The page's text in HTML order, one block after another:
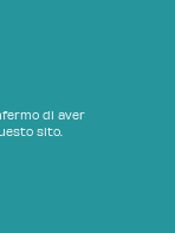
di aver
sito.